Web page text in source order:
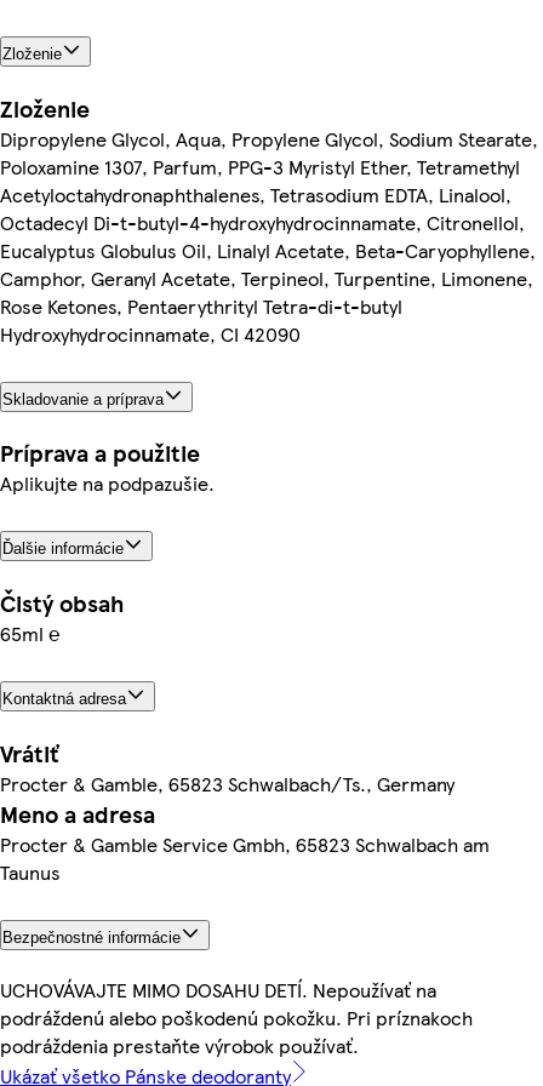
Zloženie
Zloženie
Dipropylene Glycol, Aqua, Propylene Glycol, Sodium Stearate,
Poloxamine 1307, Parfum, PPG-3 Myristyl Ether, Tetramethyl
Acetyloctahydronaphthalenes, Tetrasodium EDTA, Linalool,
Octadecyl Di-t-butyl-4-hydroxyhydrocinnamate, Citronellol,
Eucalyptus Globulus Oil, Linalyl Acetate, Beta-Caryophyllene,
Camphor, Geranyl Acetate, Terpineol, Turpentine, Limonene,
Rose Ketones, Pentaerythrityl Tetra-di-t-butyl
Hydroxyhydrocinnamate, CI 42090
Skladovanie a príprava
Príprava a použitie
Aplikujte na podpazušie.
Ďalšie informácie
Čistý obsah
65ml ℮
Kontaktná adresa
Vrátiť
Procter & Gamble, 65823 Schwalbach/Ts., Germany
Meno a adresa
Procter & Gamble Service Gmbh, 65823 Schwalbach am
Taunus
Bezpečnostné informácie
UCHOVÁVAJTE MIMO DOSAHU DETÍ. Nepoužívať na
podráždenú alebo poškodenú pokožku. Pri príznakoch
podráždenia prestaňte výrobok používať.
Ukázať všetko Pánske deodoranty